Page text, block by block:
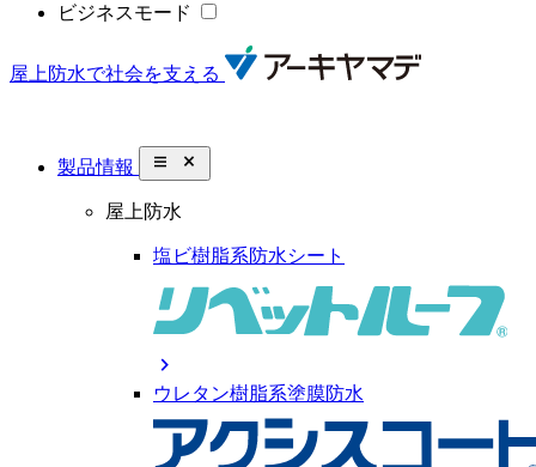
ビジネスモード
屋上防水で社会を支える
製品情報 close_small
屋上防水
塩ビ樹脂系防水シート
chevron_right
ウレタン樹脂系塗膜防水